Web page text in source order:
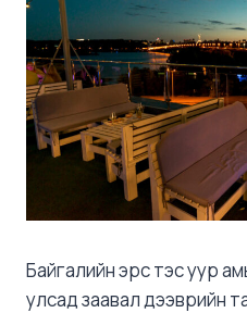
Байгалийн эрс тэс уур
улсад заавал дээврийн